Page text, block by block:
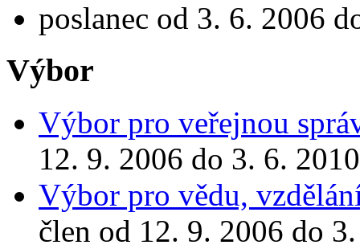
poslanec od 3. 6. 2006
Výbor
Výbor pro veřejnou
12. 9. 2006 do 3. 6. 2010
Výbor pro vědu,
člen od 12. 9. 2006 do